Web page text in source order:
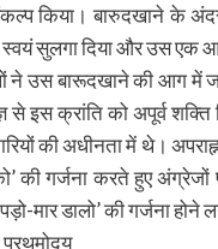
किया। बारुदखाने के
सुलगा दिया और उस एक
ने उस बारूदखाने की आग में
से इस क्रांति को अपूर्व
की अधीनता में थे।
को’ की गर्जना करते हुए
मार डालो’ की गर्जना होने